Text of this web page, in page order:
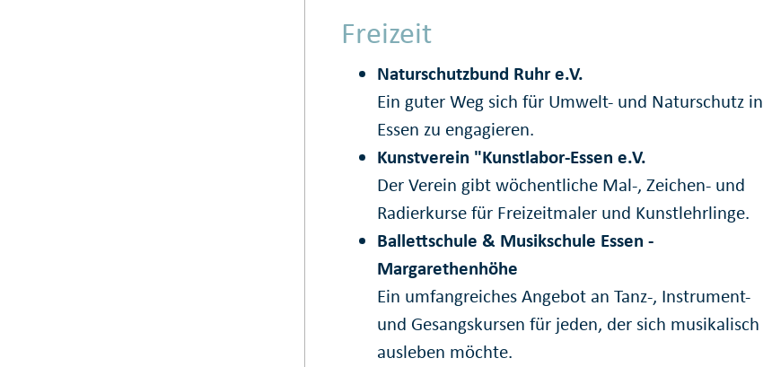
Freizeit
Naturschutzbund Ruhr e.V.
Ein guter Weg sich für Umwelt- und Naturschutz in
Essen zu engagieren.
Kunstverein "Kunstlabor-Essen e.V.
Der Verein gibt wöchentliche Mal-, Zeichen- und
Radierkurse für Freizeitmaler und Kunstlehrlinge.
Ballettschule & Musikschule Essen -
Margarethenhöhe
Ein umfangreiches Angebot an Tanz-, Instrument-
und Gesangskursen für jeden, der sich musikalisch
ausleben möchte.